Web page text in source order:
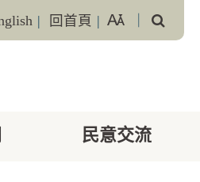
| 回首頁 |
尋
民意交流